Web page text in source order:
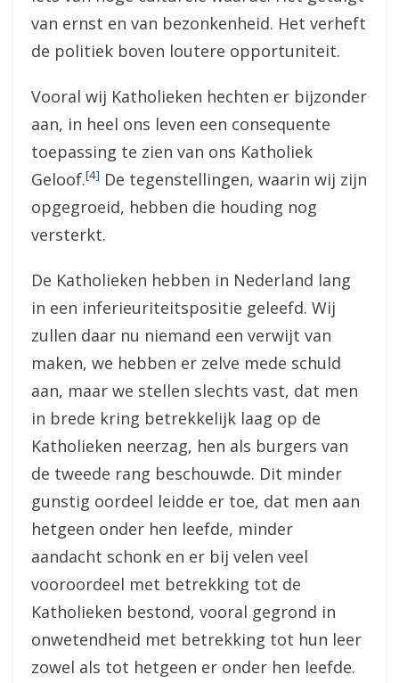
van ernst en van bezonkenheid. Het verheft
de politiek boven loutere opportuniteit.
Vooral wij Katholieken hechten er bijzonder
aan, in heel ons leven een consequente
toepassing te zien van ons Katholiek
Geloof.[4] De tegenstellingen, waarin wij zijn
opgegroeid, hebben die houding nog
versterkt.
De Katholieken hebben in Nederland lang
in een inferieuriteitspositie geleefd. Wij
zullen daar nu niemand een verwijt van
maken, we hebben er zelve mede schuld
aan, maar we stellen slechts vast, dat men
in brede kring betrekkelijk laag op de
Katholieken neerzag, hen als burgers van
de tweede rang beschouwde. Dit minder
gunstig oordeel leidde er toe, dat men aan
hetgeen onder hen leefde, minder
aandacht schonk en er bij velen veel
vooroordeel met betrekking tot de
Katholieken bestond, vooral gegrond in
onwetendheid met betrekking tot hun leer
zowel als tot hetgeen er onder hen leefde.